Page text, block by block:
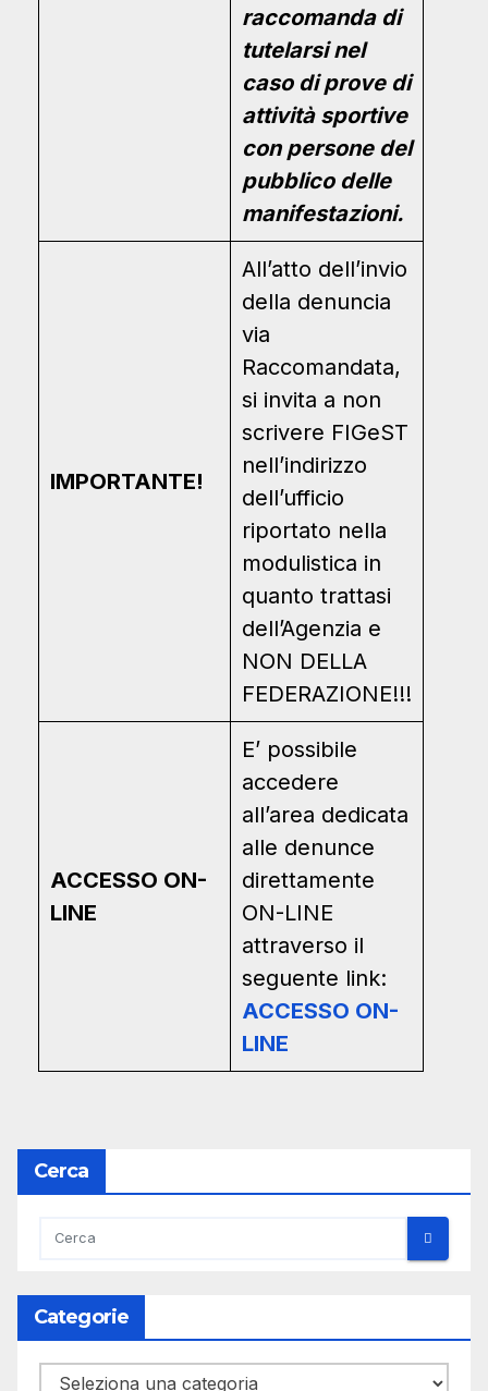
raccomanda di
tutelarsi nel
caso di prove di
attività sportive
con persone del
pubblico delle
manifestazioni.
IMPORTANTE!
All’atto dell’invio
della denuncia
via
Raccomandata,
si invita a non
scrivere FIGeST
nell’indirizzo
dell’ufficio
riportato nella
modulistica in
quanto trattasi
dell’Agenzia e
NON DELLA
FEDERAZIONE!!!
ACCESSO ON-
LINE
E’ possibile
accedere
all’area dedicata
alle denunce
direttamente
ON-LINE
attraverso il
seguente link:
ACCESSO ON-
LINE
Cerca
Categorie
Categorie